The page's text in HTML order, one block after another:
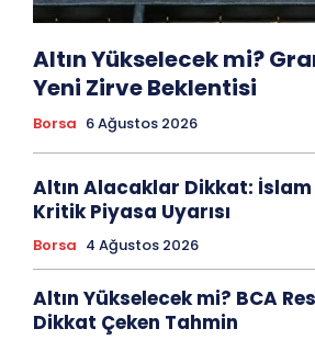
Altın Yükselecek mi?
Yeni Zirve Beklentisi
Borsa 6 Ağustos 2026
Altın Alacaklar Dikkat: İslam
Kritik Piyasa Uyarısı
Borsa 4 Ağustos 2026
Altın Yükselecek mi? BCA
Dikkat Çeken Tahmin